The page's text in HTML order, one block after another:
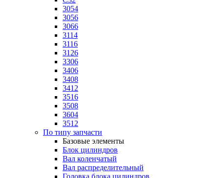
3054
3056
3066
3114
3116
3126
3306
3406
3408
3412
3516
3508
3604
3512
По типу запчасти
Базовые элементы
Блок цилиндров
Вал коленчатый
Вал распределительный
Головка блока цилиндров